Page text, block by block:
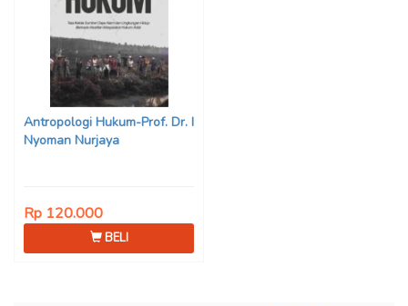
Antropologi Hukum-Prof. Dr. I
Nyoman Nurjaya
Rp 120.000
BELI